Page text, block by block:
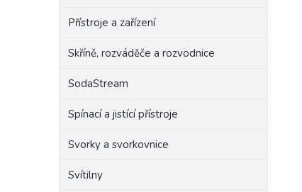
Přístroje a zařízení
Skříně, rozváděče a rozvodnice
SodaStream
Spínací a jistící přístroje
Svorky a svorkovnice
Svítilny